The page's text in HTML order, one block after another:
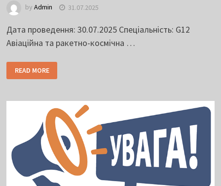
by Admin 31.07.2025
Дата проведення: 30.07.2025 Спеціальність: G12
Авіаційна та ракетно-космічна …
READ MORE